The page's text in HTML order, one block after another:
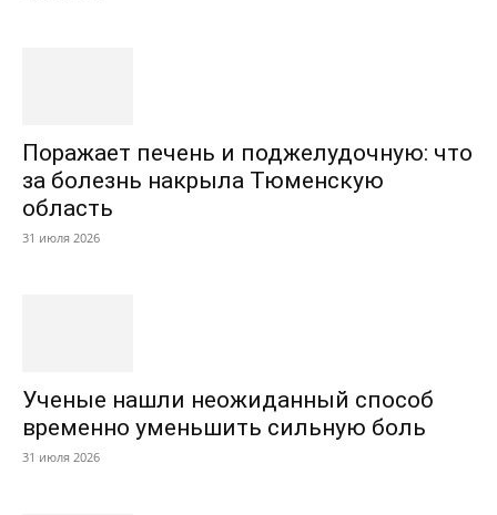
Поражает печень и поджелудочную: что
за болезнь накрыла Тюменскую
область
31 июля 2026
Ученые нашли неожиданный способ
временно уменьшить сильную боль
31 июля 2026